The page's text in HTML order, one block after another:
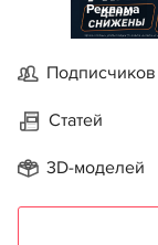
Реклама
Подписчиков
Статей
3D-моделей